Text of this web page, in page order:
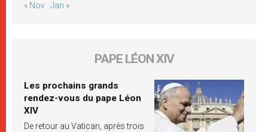
« Nov Jan »
PAPE LÉON XIV
Les prochains grands
rendez-vous du pape Léon
XIV
De retour au Vatican, après trois